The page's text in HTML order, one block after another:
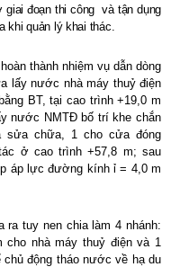
giai đoạn thi công và tận dụng
khi quản lý khai thác.
thành nhiệm vụ dẫn dòng
lấy nước nhà máy thuỷ điện
BT, tại cao trình +19,0 m
nước NMTĐ bố trí khe chắn
sửa chữa, 1 cho cửa đóng
ở cao trình +57,8 m; sau
áp lực đường kính ỉ = 4,0 m
tuy nen chia làm 4 nhánh:
cho nhà máy thuỷ điện và 1
chủ động tháo nước về hạ du